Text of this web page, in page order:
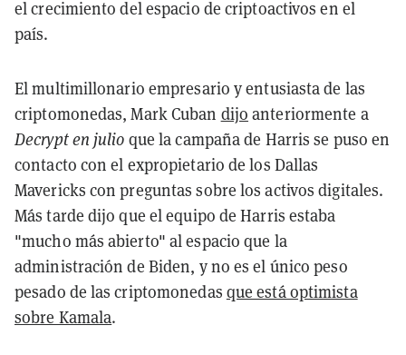
el crecimiento del espacio de criptoactivos en el
país.
El multimillonario empresario y entusiasta de las
criptomonedas, Mark Cuban dijo anteriormente a
Decrypt en julio que la campaña de Harris se puso en
contacto con el expropietario de los Dallas
Mavericks con preguntas sobre los activos digitales.
Más tarde dijo que el equipo de Harris estaba
"mucho más abierto" al espacio que la
administración de Biden, y no es el único peso
pesado de las criptomonedas que está optimista
sobre Kamala.